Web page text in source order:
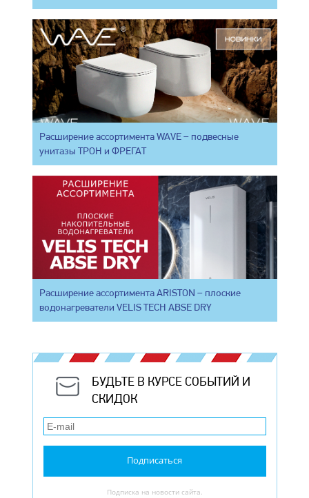
Расширение ассортимента WAVE – подвесные
унитазы ТРОН и ФРЕГАТ
Расширение ассортимента ARISTON – плоские
водонагреватели VELIS TECH ABSE DRY
БУДЬТЕ В КУРСЕ СОБЫТИЙ И
СКИДОК
Подписаться
Подписка на новости сайта.